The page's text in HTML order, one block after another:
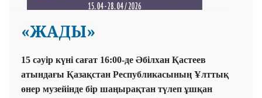
«ЖАДЫ»
15 сәуір күні сағат 16:00-де Әбілхан Қастеев
атындағы Қазақстан Республикасының Ұлттық
өнер музейінде бір шаңырақтан түлеп ұшқан